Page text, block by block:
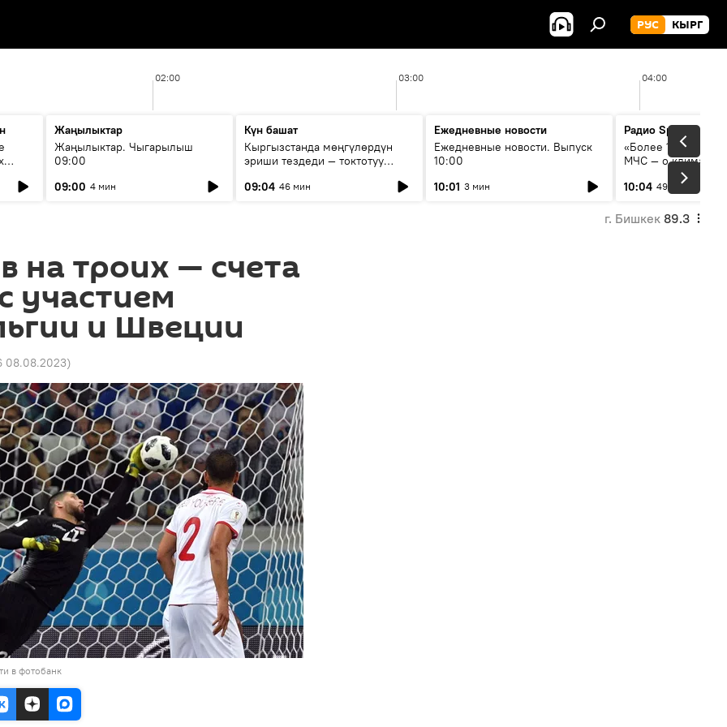
РУС КЫРГ
02:00 03:00 04:00
Жаңылыктар
Жаңылыктар. Чыгарылыш
09:00
09:00 4 мин
Күн башат
Кыргызстанда мөңгүлөрдүн
эриши тездеди — токтотуу
09:04 46 мин
Ежедневные новости
Ежедневные новости. Выпуск
10:00
10:01 3 мин
Радио Sputnik
«Более 1200 сёл в
МЧС — о климате,
системе
населения
10:04 49 мин
г. Бишкек 89.3
на троих — счета
участием
и Швеции
08.08.2023)
в фотобанк